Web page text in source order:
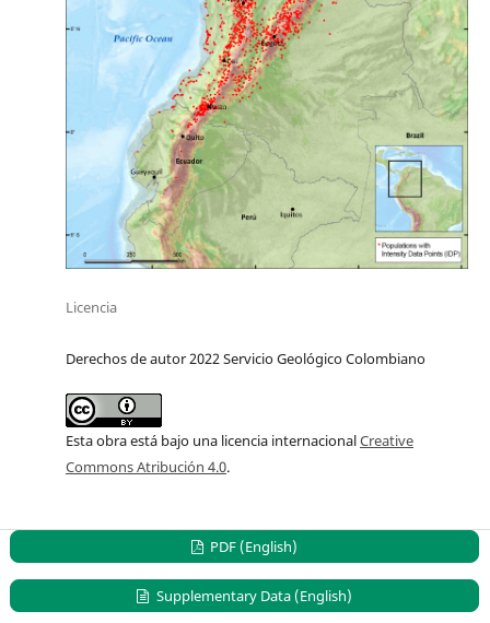
Licencia
Derechos de autor 2022 Servicio Geológico Colombiano
Esta obra está bajo una licencia internacionalCreative
Commons Atribución 4.0.
PDF (English)
Supplementary Data (English)